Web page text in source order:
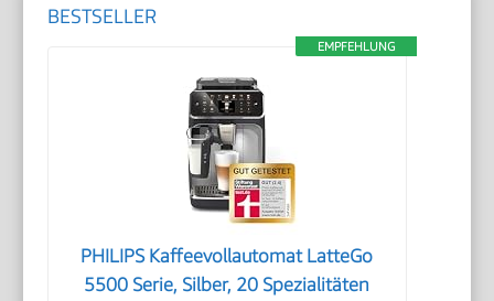
BESTSELLER
EMPFEHLUNG
PHILIPS Kaffeevollautomat LatteGo
5500 Serie, Silber, 20 Spezialitäten